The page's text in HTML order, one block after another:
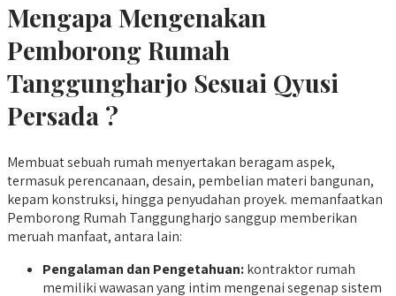
Mengapa Mengenakan
Pemborong Rumah
Tanggungharjo Sesuai Qyusi
Persada ?
Membuat sebuah rumah menyertakan beragam aspek,
termasuk perencanaan, desain, pembelian materi bangunan,
kepam konstruksi, hingga penyudahan proyek. memanfaatkan
Pemborong Rumah Tanggungharjo sanggup memberikan
meruah manfaat, antara lain:
Pengalaman dan Pengetahuan:kontraktor rumah
memiliki wawasan yang intim mengenai segenap sistem